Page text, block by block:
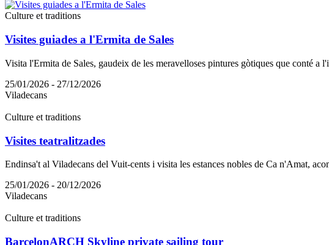
Culture et traditions
Visites guiades a l'Ermita de Sales
Visita l'Ermita de Sales, gaudeix de les meravelloses pintures gòtiques que conté a
25/01/2026 - 27/12/2026
Viladecans
Culture et traditions
Visites teatralitzades
Endinsa't al Viladecans del Vuit-cents i visita les estances nobles de Ca n'Amat,
25/01/2026 - 20/12/2026
Viladecans
Culture et traditions
BarcelonARCH Skyline private sailing tour